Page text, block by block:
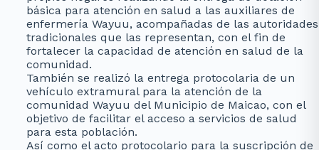
básica para atención en salud a las auxiliares de
enfermería Wayuu, acompañadas de las autoridades
tradicionales que las representan, con el fin de
fortalecer la capacidad de atención en salud de la
comunidad.
También se realizó la entrega protocolaria de un
vehículo extramural para la atención de la
comunidad Wayuu del Municipio de Maicao, con el
objetivo de facilitar el acceso a servicios de salud
para esta población.
Así como el acto protocolario para la suscripción de